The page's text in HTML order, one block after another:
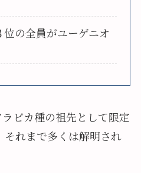
の全員がユーゲニオ
ビカ種の祖先として限定
れまで多くは解明され